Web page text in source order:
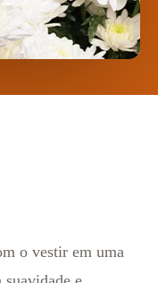
o vestir em uma